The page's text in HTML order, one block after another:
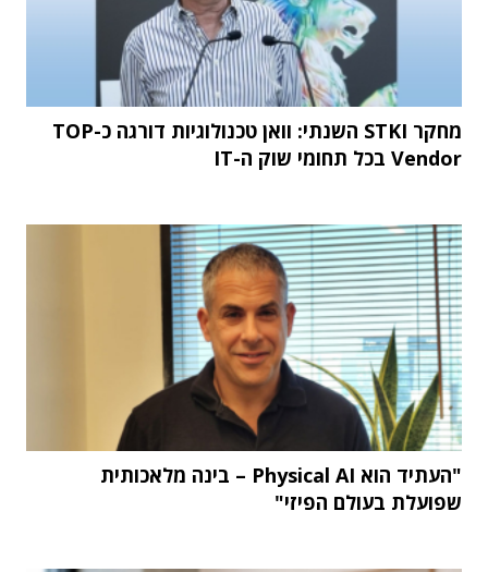
מחקר STKI השנתי: וואן טכנולוגיות דורגה כ-TOP
Vendor בכל תחומי שוק ה-IT
"העתיד הוא Physical AI – בינה מלאכותית
שפועלת בעולם הפיזי"